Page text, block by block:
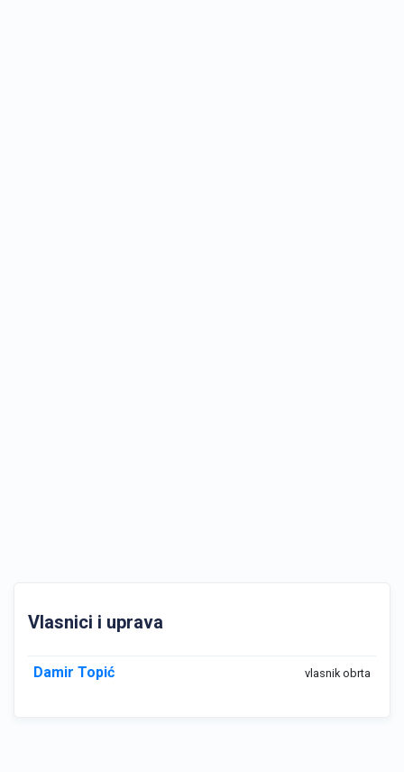
Vlasnici i uprava
Damir Topić vlasnik obrta